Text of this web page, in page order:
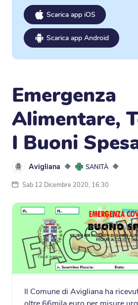
Scarica app iOS
Scarica app Android
Emergenza
Alimentare,
I Buoni
Avigliana ◆ SANITÀ ◆
Sab 12 Dicembre 2020, 16:30
Il Comune di Avigliana ha